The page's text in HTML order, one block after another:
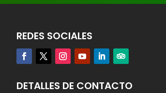
REDES SOCIALES
DETALLES DE CONTACTO